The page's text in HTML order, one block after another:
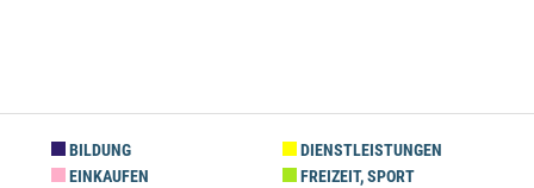
BILDUNG
DIENSTLEISTUNGEN
EINKAUFEN
FREIZEIT, SPORT